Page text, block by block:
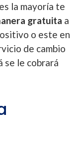
la mayoría te
gratuita a
o este en
de cambio
se le cobrará